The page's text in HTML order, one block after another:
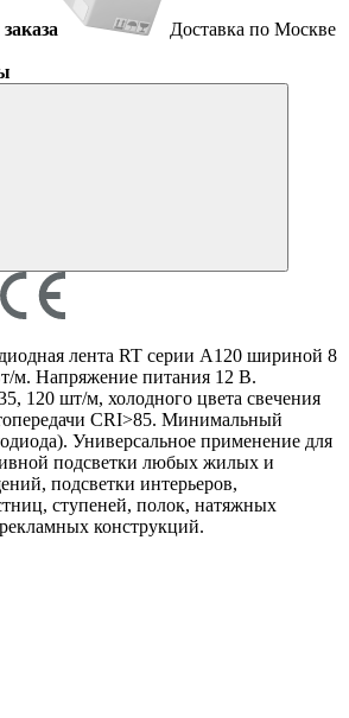
Доставка по Москве
лента RT серии A120 шириной 8
м. Напряжение питания 12 В.
120 шт/м, холодного цвета свечения
CRI>85. Минимальный
Универсальное применение для
подсветки любых жилых и
подсветки интерьеров,
ступеней, полок, натяжных
конструкций.